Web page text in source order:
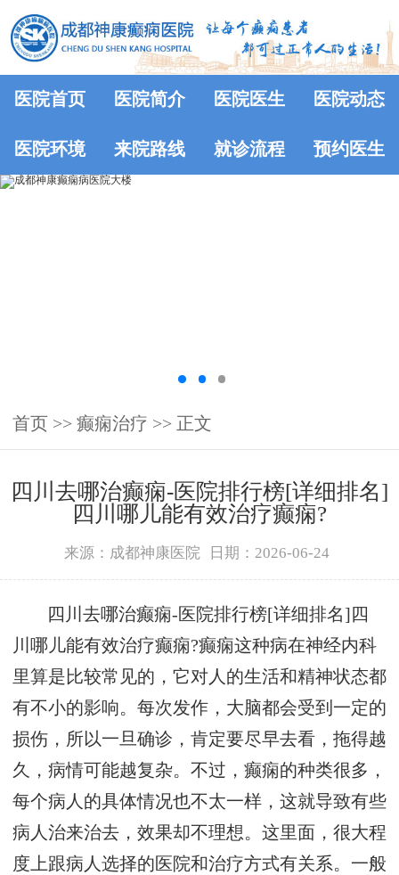
医院首页 医院简介 医院医生 医院动态
医院环境 来院路线 就诊流程 预约医生
首页 >> 癫痫治疗 >> 正文
四川去哪治癫痫-医院排行榜[详细排名]
四川哪儿能有效治疗癫痫?
来源：成都神康医院 日期：2026-06-24
四川去哪治癫痫-医院排行榜[详细排名]四
川哪儿能有效治疗癫痫?癫痫这种病在神经内科
里算是比较常见的，它对人的生活和精神状态都
有不小的影响。每次发作，大脑都会受到一定的
损伤，所以一旦确诊，肯定要尽早去看，拖得越
久，病情可能越复杂。不过，癫痫的种类很多，
每个病人的具体情况也不太一样，这就导致有些
病人治来治去，效果却不理想。这里面，很大程
度上跟病人选择的医院和治疗方式有关系。一般